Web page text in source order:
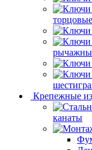
Крепежные
канаты